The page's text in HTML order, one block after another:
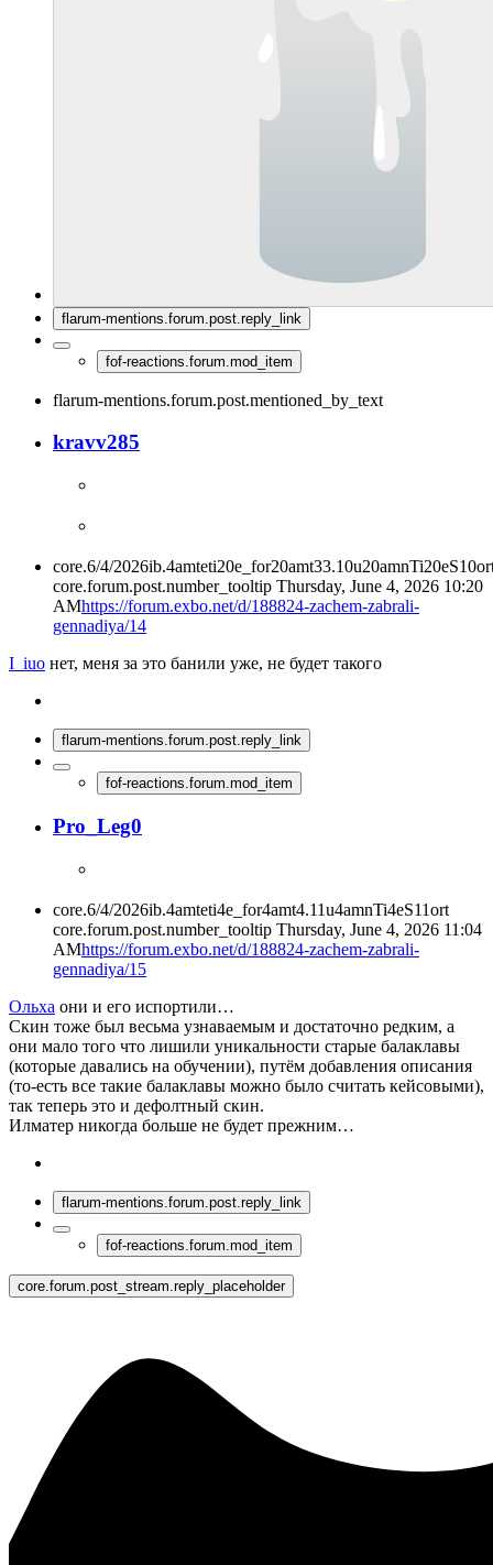
flarum-mentions.forum.post.reply_link
fof-reactions.forum.mod_item
flarum-mentions.forum.post.mentioned_by_text
kravv285
core.6/4/
core.forum.post.number_tooltip Thursday, June 4, 2026 10:20
AMhttps://forum.exbo.net/d/188824-zachem-zabrali-
gennadiya/14
I_iuo нет, меня за это банили уже, не будет такого
flarum-mentions.forum.post.reply_link
fof-reactions.forum.mod_item
Pro_Leg0
core.6/4/2026ib.4amteti4e_for4amt4.11u4amnTi4eS11ort
core.forum.post.number_tooltip Thursday, June 4, 2026 11:04
AMhttps://forum.exbo.net/d/188824-zachem-zabrali-
gennadiya/15
Ольха они и его испортили…
Скин тоже был весьма узнаваемым и достаточно редким, а
они мало того что лишили уникальности старые балаклавы
(которые давались на обучении), путём добавления описания
(то-есть все такие балаклавы можно было считать кейсовыми),
так теперь это и дефолтный скин.
Илматер никогда больше не будет прежним…
flarum-mentions.forum.post.reply_link
fof-reactions.forum.mod_item
core.forum.post_stream.reply_placeholder